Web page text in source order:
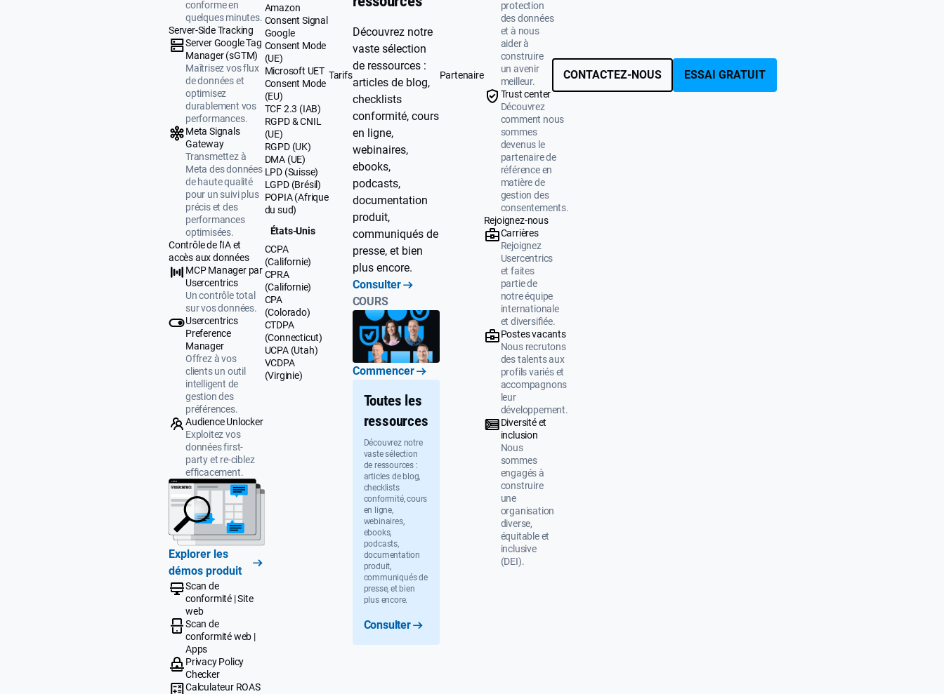
conforme en
quelques minutes.
Server-Side Tracking
Server Google Tag
Manager (sGTM)
Maîtrisez vos flux
de données et
optimisez
durablement vos
performances.
Meta Signals
Gateway
Transmettez à
Meta des données
de haute qualité
pour un suivi plus
précis et des
performances
optimisées.
Contrôle de l'IA et
accès aux données
MCP Manager par
Usercentrics
Un contrôle total
sur vos données.
Usercentrics
Preference
Manager
Offrez à vos
clients un outil
intelligent de
gestion des
préférences.
Audience Unlocker
Exploitez vos
données first-
party et re-ciblez
efficacement.
Explorer les
démos produit
Scan de
conformité | Site
web
Scan de
conformité web |
Apps
Privacy Policy
Checker
Calculateur ROAS
Amazon
Consent Signal
Google
Consent Mode
(UE)
Microsoft UET
Consent Mode
(EU)
TCF 2.3 (IAB)
RGPD & CNIL
(UE)
RGPD (UK)
DMA (UE)
LPD (Suisse)
LGPD (Brésil)
POPIA (Afrique
du sud)
États-Unis
CCPA
(Californie)
CPRA
(Californie)
CPA
(Colorado)
CTDPA
(Connecticut)
UCPA (Utah)
VCDPA
(Virginie)
Tarifs
Découvrez notre
vaste sélection
de ressources :
articles de blog,
checklists
conformité, cours
en ligne,
webinaires,
ebooks,
podcasts,
documentation
produit,
communiqués de
presse, et bien
plus encore.
Consulter
COURS
Commencer
Toutes les
ressources
Découvrez notre
vaste sélection
de ressources :
articles de blog,
checklists
conformité, cours
en ligne,
webinaires,
ebooks,
podcasts,
documentation
produit,
communiqués de
presse, et bien
plus encore.
Consulter
Partenaire
protection
des données
et à nous
aider à
construire
un avenir
meilleur.
Trust center
Découvrez
comment nous
sommes
devenus le
partenaire de
référence en
matière de
gestion des
consentements.
Rejoignez-nous
Carrières
Rejoignez
Usercentrics
et faites
partie de
notre équipe
internationale
et diversifiée.
Postes vacants
Nous recrutons
des talents aux
profils variés et
accompagnons
leur
développement.
Diversité et
inclusion
Nous
sommes
engagés à
construire
une
organisation
diverse,
équitable et
inclusive
(DEI).
CONTACTEZ-NOUS ESSAI GRATUIT